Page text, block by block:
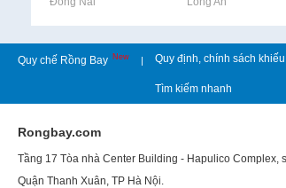
Quy chế Rồng Bay New | Quy định, chính sách
Tìm kiếm nhanh
Rongbay.com
Tầng 17 Tòa nhà Center Building - Hapulico Complex,
Quận Thanh Xuân, TP Hà Nội.